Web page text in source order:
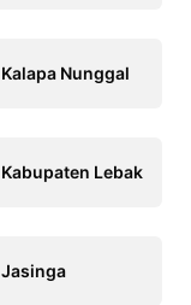
Kalapa Nunggal
Kabupaten Lebak
Jasinga